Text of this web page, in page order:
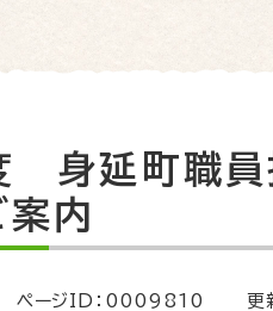
身延町職員
案内
ページID：0009810 更